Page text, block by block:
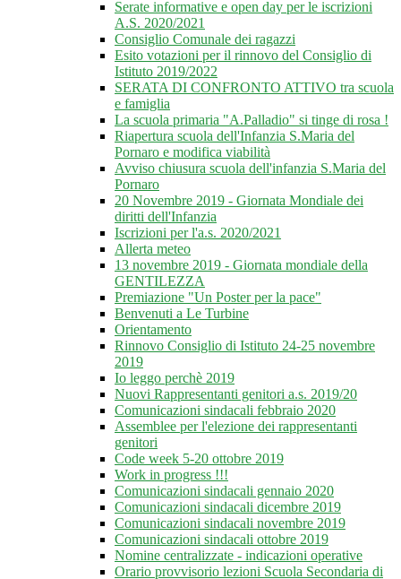
Serate informative e open day per le iscrizioni
A.S. 2020/2021
Consiglio Comunale dei ragazzi
Esito votazioni per il rinnovo del Consiglio di
Istituto 2019/2022
SERATA DI CONFRONTO ATTIVO tra scuola
e famiglia
La scuola primaria "A.Palladio" si tinge di rosa !
Riapertura scuola dell'Infanzia S.Maria del
Pornaro e modifica viabilità
Avviso chiusura scuola dell'infanzia S.Maria del
Pornaro
20 Novembre 2019 - Giornata Mondiale dei
diritti dell'Infanzia
Iscrizioni per l'a.s. 2020/2021
Allerta meteo
13 novembre 2019 - Giornata mondiale della
GENTILEZZA
Premiazione "Un Poster per la pace"
Benvenuti a Le Turbine
Orientamento
Rinnovo Consiglio di Istituto 24-25 novembre
2019
Io leggo perchè 2019
Nuovi Rappresentanti genitori a.s. 2019/20
Comunicazioni sindacali febbraio 2020
Assemblee per l'elezione dei rappresentanti
genitori
Code week 5-20 ottobre 2019
Work in progress !!!
Comunicazioni sindacali gennaio 2020
Comunicazioni sindacali dicembre 2019
Comunicazioni sindacali novembre 2019
Comunicazioni sindacali ottobre 2019
Nomine centralizzate - indicazioni operative
Orario provvisorio lezioni Scuola Secondaria di